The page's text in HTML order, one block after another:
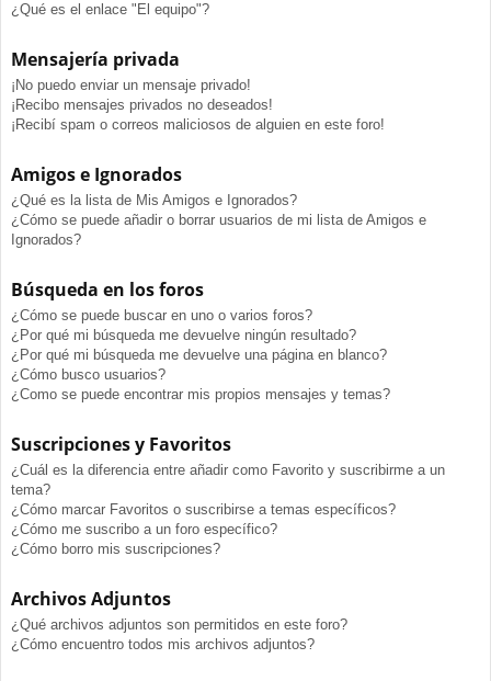
¿Qué es el enlace "El equipo"?
Mensajería privada
¡No puedo enviar un mensaje privado!
¡Recibo mensajes privados no deseados!
¡Recibí spam o correos maliciosos de alguien en este foro!
Amigos e Ignorados
¿Qué es la lista de Mis Amigos e Ignorados?
¿Cómo se puede añadir o borrar usuarios de mi lista de Amigos e
Ignorados?
Búsqueda en los foros
¿Cómo se puede buscar en uno o varios foros?
¿Por qué mi búsqueda me devuelve ningún resultado?
¿Por qué mi búsqueda me devuelve una página en blanco?
¿Cómo busco usuarios?
¿Como se puede encontrar mis propios mensajes y temas?
Suscripciones y Favoritos
¿Cuál es la diferencia entre añadir como Favorito y suscribirme a un
tema?
¿Cómo marcar Favoritos o suscribirse a temas específicos?
¿Cómo me suscribo a un foro específico?
¿Cómo borro mis suscripciones?
Archivos Adjuntos
¿Qué archivos adjuntos son permitidos en este foro?
¿Cómo encuentro todos mis archivos adjuntos?